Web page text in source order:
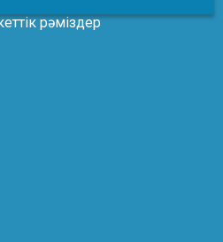
рәміздер